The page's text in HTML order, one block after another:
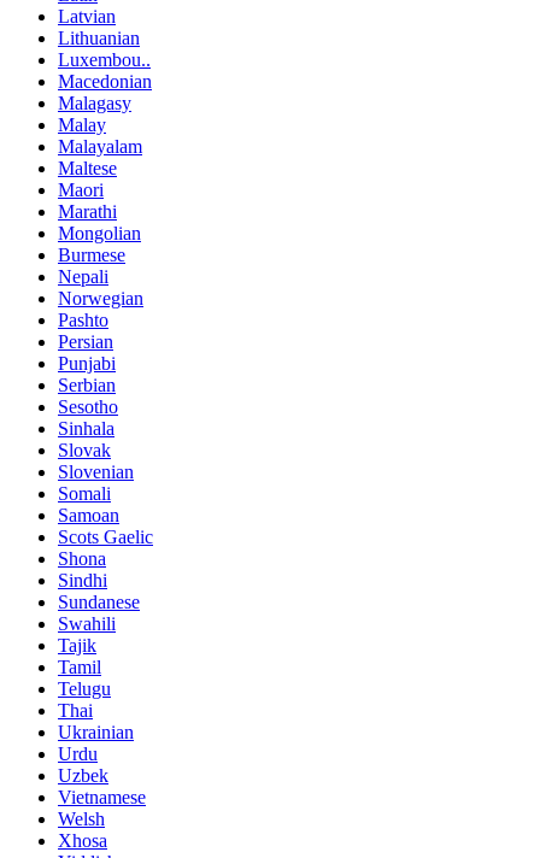
Latvian
Lithuanian
Luxembou..
Macedonian
Malagasy
Malay
Malayalam
Maltese
Maori
Marathi
Mongolian
Burmese
Nepali
Norwegian
Pashto
Persian
Punjabi
Serbian
Sesotho
Sinhala
Slovak
Slovenian
Somali
Samoan
Scots Gaelic
Shona
Sindhi
Sundanese
Swahili
Tajik
Tamil
Telugu
Thai
Ukrainian
Urdu
Uzbek
Vietnamese
Welsh
Xhosa